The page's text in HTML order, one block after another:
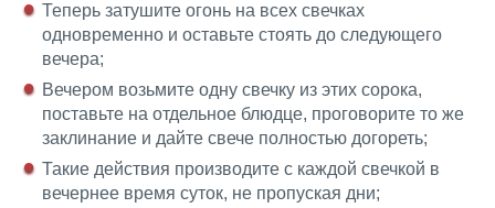
Теперь затушите огонь на всех свечках
одновременно и оставьте стоять до следующего
вечера;
Вечером возьмите одну свечку из этих сорока,
поставьте на отдельное блюдце, проговорите то же
заклинание и дайте свече полностью догореть;
Такие действия производите с каждой свечкой в
вечернее время суток, не пропуская дни;